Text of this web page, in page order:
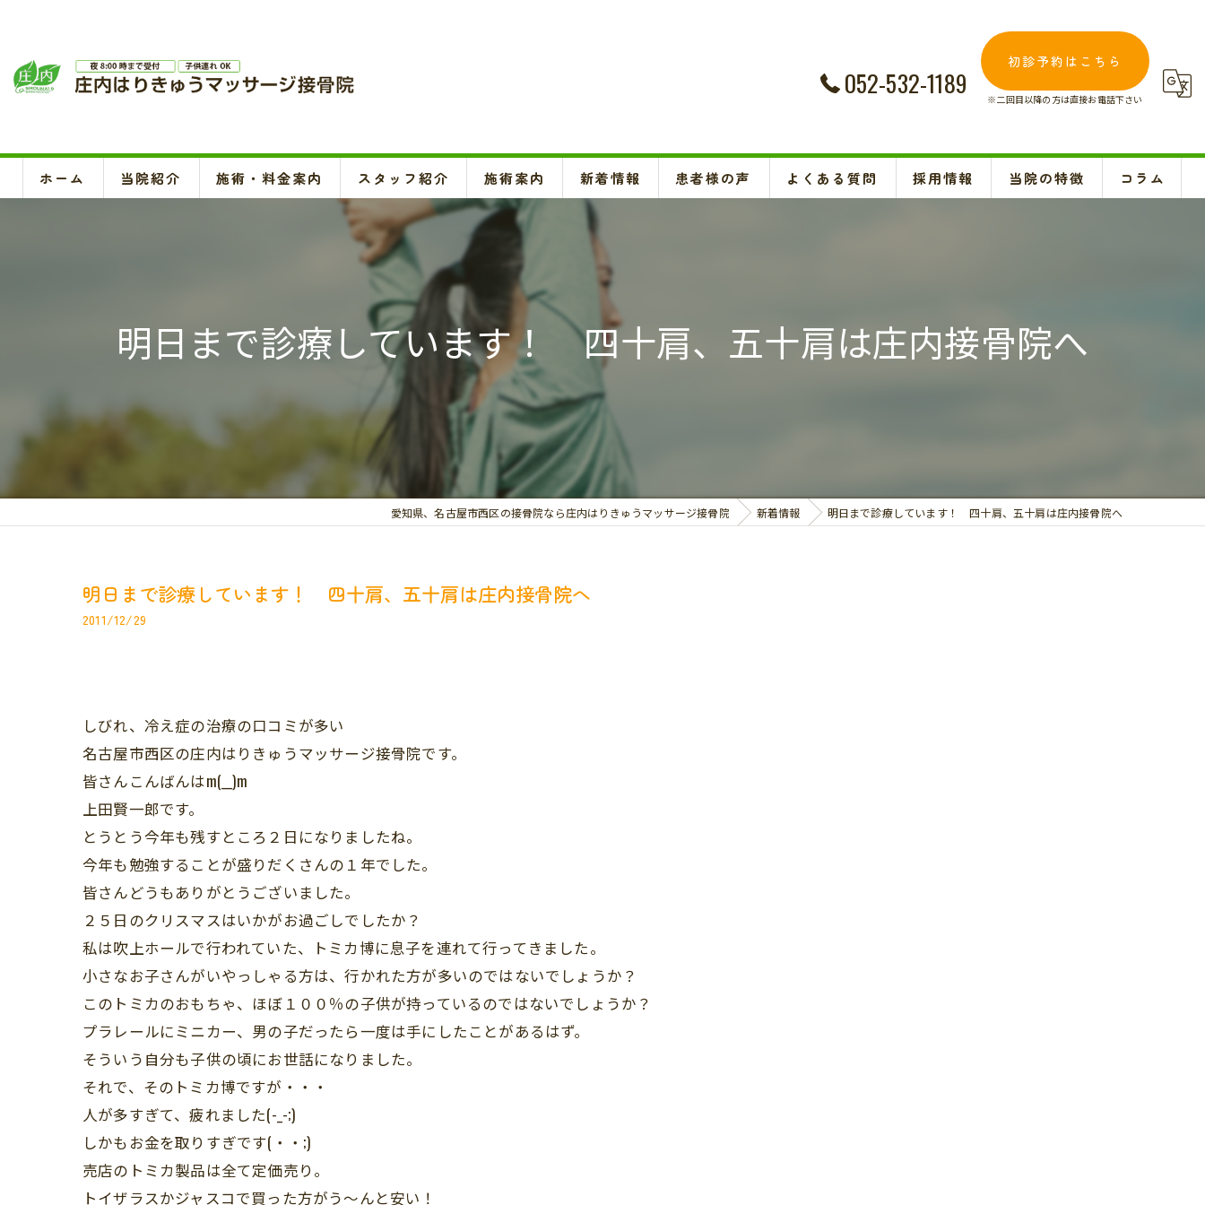
052-532-1189
初診予約はこちら
※二回目以降の方は直接お電話下さい
ホーム 当院紹介 施術・料金案内 スタッフ紹介 施術案内
頚椎、背骨、骨盤矯正、O脚矯正
ハイボルテージ・超音波治療、超短波治療
鍼灸(はり、きゅう)
悪阻・安産・逆子治療、不妊治療
交通事故治療
お悩み別の治療
新着情報 患者様の声 よくある質問 採用情報 当院の特徴
腰痛
コラム
明日まで診療しています！ 四十肩、五十肩は庄内接骨院へ
愛知県、名古屋市西区の接骨院なら庄内はりきゅうマッサージ接骨院 新着情報 明日まで診療しています！ 四十肩、五十肩は庄内接骨院へ
明日まで診療しています！ 四十肩、五十肩は庄内接骨院へ
2011/12/29
しびれ、冷え症の治療の口コミが多い
名古屋市西区の庄内はりきゅうマッサージ接骨院です。
皆さんこんばんはm(__)m
上田賢一郎です。
とうとう今年も残すところ２日になりましたね。
今年も勉強することが盛りだくさんの１年でした。
皆さんどうもありがとうございました。
２５日のクリスマスはいかがお過ごしでしたか？
私は吹上ホールで行われていた、トミカ博に息子を連れて行ってきました。
小さなお子さんがいやっしゃる方は、行かれた方が多いのではないでしょうか？
このトミカのおもちゃ、ほぼ１００％の子供が持っているのではないでしょうか？
プラレールにミニカー、男の子だったら一度は手にしたことがあるはず。
そういう自分も子供の頃にお世話になりました。
それで、そのトミカ博ですが・・・
人が多すぎて、疲れました(-_-;)
しかもお金を取りすぎです(・・;)
売店のトミカ製品は全て定価売り。
トイザラスかジャスコで買った方がう～んと安い！